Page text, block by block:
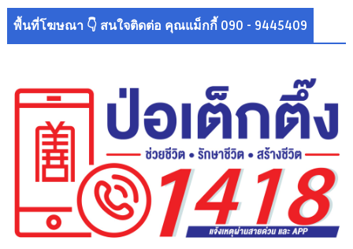
พื้นที่โฆษณา 👇 สนใจติดต่อ คุณแม็กกี้ 090 - 9445409